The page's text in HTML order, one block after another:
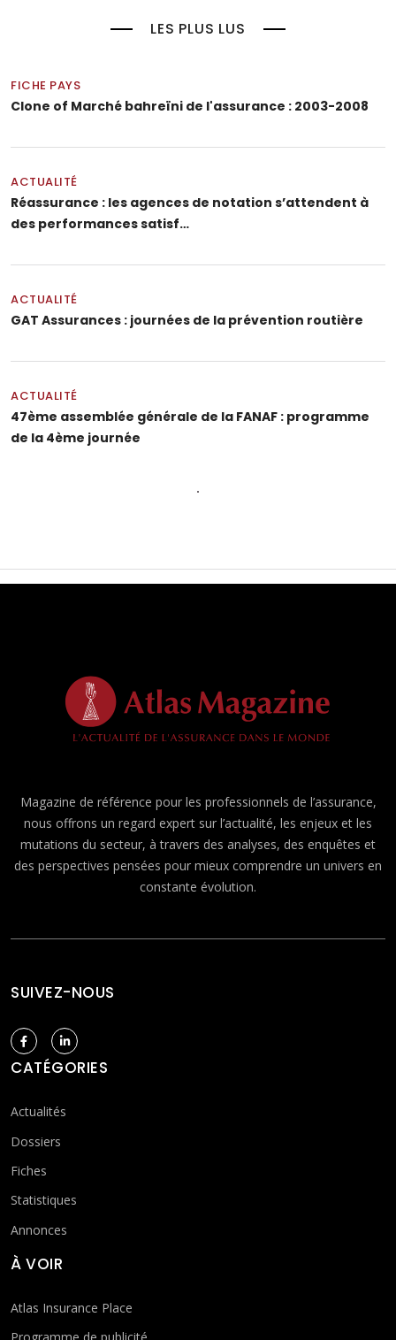
LES PLUS LUS
FICHE PAYS
Clone of Marché bahreïni de l'assurance : 2003-2008
ACTUALITÉ
Réassurance : les agences de notation s’attendent à
des performances satisf…
ACTUALITÉ
GAT Assurances : journées de la prévention routière
ACTUALITÉ
47ème assemblée générale de la FANAF : programme
de la 4ème journée
Magazine de référence pour les professionnels de l’assurance,
nous offrons un regard expert sur l’actualité, les enjeux et les
mutations du secteur, à travers des analyses, des enquêtes et
des perspectives pensées pour mieux comprendre un univers en
constante évolution.
SUIVEZ-NOUS
CATÉGORIES
Actualités
Dossiers
Fiches
Statistiques
Annonces
À VOIR
Atlas Insurance Place